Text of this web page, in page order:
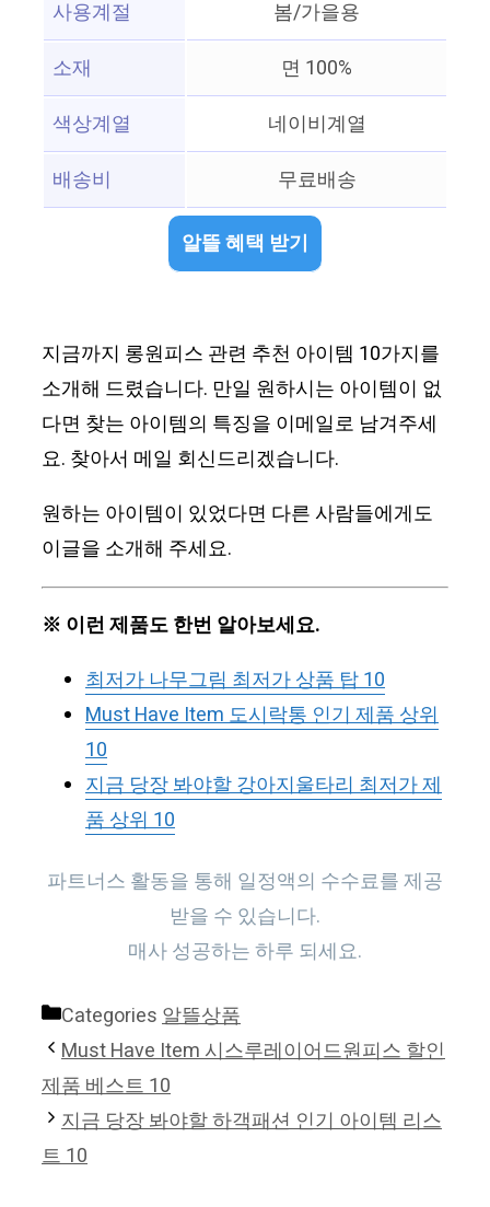
사용계절
봄/가을용
소재
면 100%
색상계열
네이비계열
배송비
무료배송
알뜰 혜택 받기
지금까지 롱원피스 관련 추천 아이템 10가지를
소개해 드렸습니다. 만일 원하시는 아이템이 없
다면 찾는 아이템의 특징을 이메일로 남겨주세
요. 찾아서 메일 회신드리겠습니다.
원하는 아이템이 있었다면 다른 사람들에게도
이글을 소개해 주세요.
※ 이런 제품도 한번 알아보세요.
최저가 나무그림 최저가 상품 탑 10
Must Have Item 도시락통 인기 제품 상위
10
지금 당장 봐야할 강아지울타리 최저가 제
품 상위 10
파트너스 활동을 통해 일정액의 수수료를 제공
받을 수 있습니다.
매사 성공하는 하루 되세요.
Categories알뜰상품
Must Have Item 시스루레이어드원피스 할인
제품 베스트 10
지금 당장 봐야할 하객패션 인기 아이템 리스
트 10